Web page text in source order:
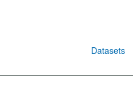
Datasets